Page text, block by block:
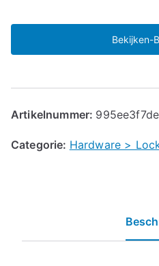
Bekijken-
Artikelnummer:
Categorie: Hardware >